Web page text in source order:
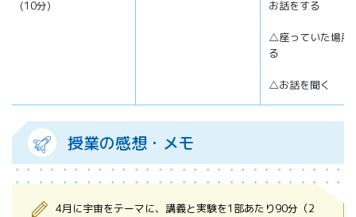
(10分) お話をする
△座っていた場所
る
△お話を聞く
授業の感想・メモ
4月に宇宙をテーマに、講義と実験を1部あたり90分（2